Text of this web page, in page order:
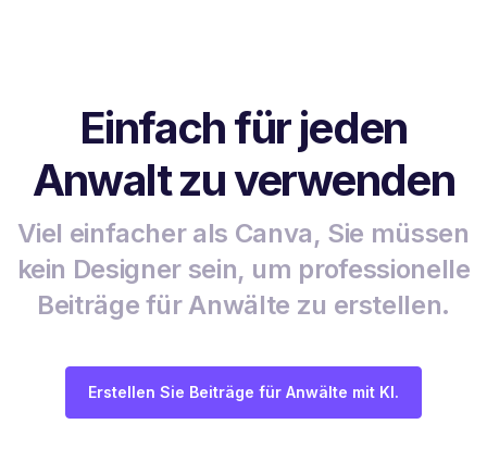
Einfach für jeden
Anwalt zu verwenden
Viel einfacher als Canva, Sie müssen
kein Designer sein, um professionelle
Beiträge für Anwälte zu erstellen.
Erstellen Sie Beiträge für Anwälte mit KI.